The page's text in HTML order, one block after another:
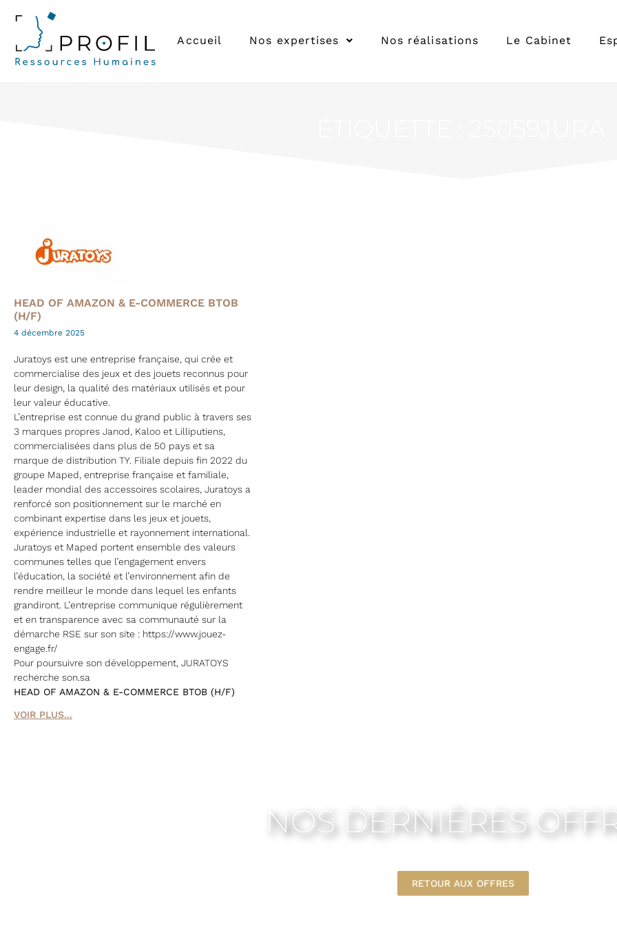
Accueil Nos expertises Nos réalisations Le Cabinet
HEAD OF AMAZON & E-COMMERCE BTOB
(H/F)
4 décembre 2025
Juratoys est une entreprise française, qui crée et
commercialise des jeux et des jouets reconnus pour
leur design, la qualité des matériaux utilisés et pour
leur valeur éducative.
L’entreprise est connue du grand public à travers ses
3 marques propres Janod, Kaloo et Lilliputiens,
commercialisées dans plus de 50 pays et sa
marque de distribution TY. Filiale depuis fin 2022 du
groupe Maped, entreprise française et familiale,
leader mondial des accessoires scolaires, Juratoys a
renforcé son positionnement sur le marché en
combinant expertise dans les jeux et jouets,
expérience industrielle et rayonnement international.
Juratoys et Maped portent ensemble des valeurs
communes telles que l’engagement envers
l’éducation, la société et l’environnement afin de
rendre meilleur le monde dans lequel les enfants
grandiront. L’entreprise communique régulièrement
et en transparence avec sa communauté sur la
démarche RSE sur son site : https://www.jouez-
engage.fr/
Pour poursuivre son développement, JURATOYS
recherche son.sa
HEAD OF AMAZON & E-COMMERCE BTOB (H/F)
VOIR PLUS...
NOS DERNIÈRES
RETOUR AUX OFFRES